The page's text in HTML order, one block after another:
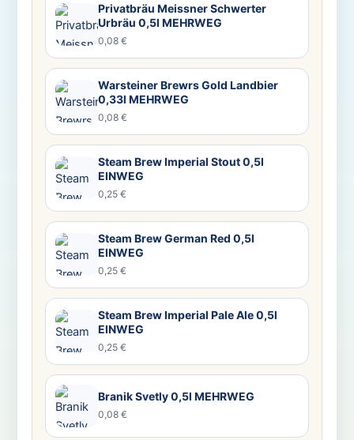
Privatbräu Meissner Schwerter
Urbräu 0,5l MEHRWEG
0,08 €
Warsteiner Brewrs Gold Landbier
0,33l MEHRWEG
0,08 €
Steam Brew Imperial Stout 0,5l
EINWEG
0,25 €
Steam Brew German Red 0,5l
EINWEG
0,25 €
Steam Brew Imperial Pale Ale 0,5l
EINWEG
0,25 €
Branik Svetly 0,5l MEHRWEG
0,08 €